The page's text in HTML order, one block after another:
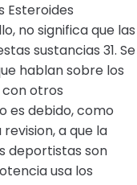
Esteroides
no significa que las
sustancias 31. Se
hablan sobre los
otros
es debido, como
a que la
deportistas son
usa los